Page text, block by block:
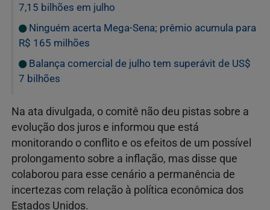
7,15 bilhões em julho
Ninguém acerta Mega-Sena; prêmio acumula para
R$ 165 milhões
Balança comercial de julho tem superávit de US$
7 bilhões
Na ata divulgada, o comitê não deu pistas sobre a
evolução dos juros e informou que está
monitorando o conflito e os efeitos de um possível
prolongamento sobre a inflação, mas disse que
colaborou para esse cenário a permanência de
incertezas com relação à política econômica dos
Estados Unidos.